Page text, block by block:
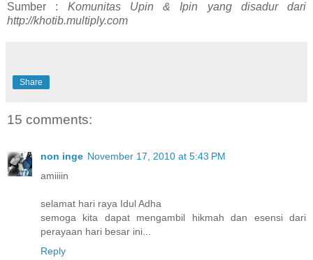
Sumber : Komunitas Upin & Ipin yang disadur dari
http://khotib.multiply.com
Share
15 comments:
non inge November 17, 2010 at 5:43 PM
amiiiin
selamat hari raya Idul Adha
semoga kita dapat mengambil hikmah dan esensi dari
perayaan hari besar ini...
Reply